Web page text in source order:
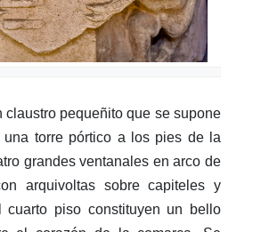
claustro pequeñito que se supone
torre pórtico a los pies de la
grandes ventanales en arco de
arquivoltas sobre capiteles y
cuarto piso constituyen un bello